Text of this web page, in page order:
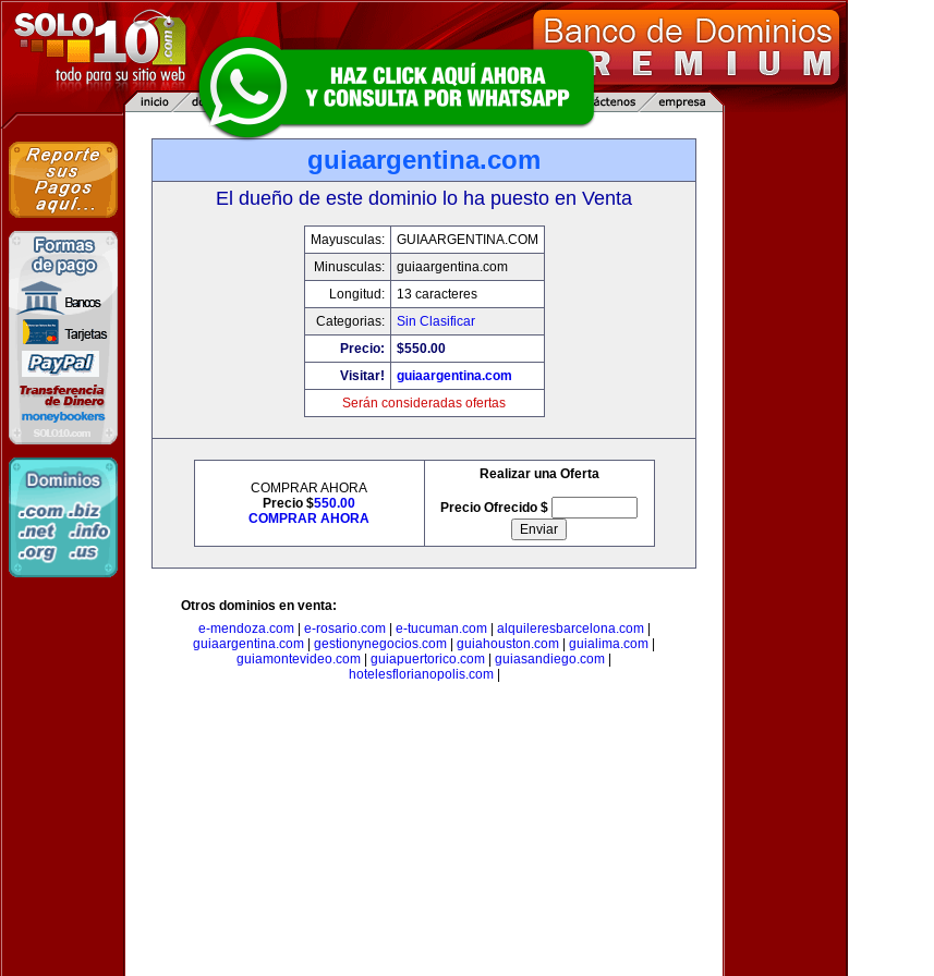
guiaargentina.com
El dueño de este dominio lo ha puesto en Venta
Mayusculas:
GUIAARGENTINA.COM
Minusculas:
guiaargentina.com
Longitud:
13 caracteres
Categorias:
Sin Clasificar
Precio:
$550.00
Visitar!
guiaargentina.com
Serán consideradas ofertas
COMPRAR AHORA
Precio $550.00
COMPRAR AHORA
Realizar una Oferta
Precio Ofrecido $
Otros dominios en venta:
e-mendoza.com| e-rosario.com| e-tucuman.com| alquileresbarcelona.com|
guiaargentina.com
gestionynegocios.com guiahouston.com guialima.com
guiamontevideo.com
guiapuertorico.com guiasandiego.com
hotelesflorianopolis.com|